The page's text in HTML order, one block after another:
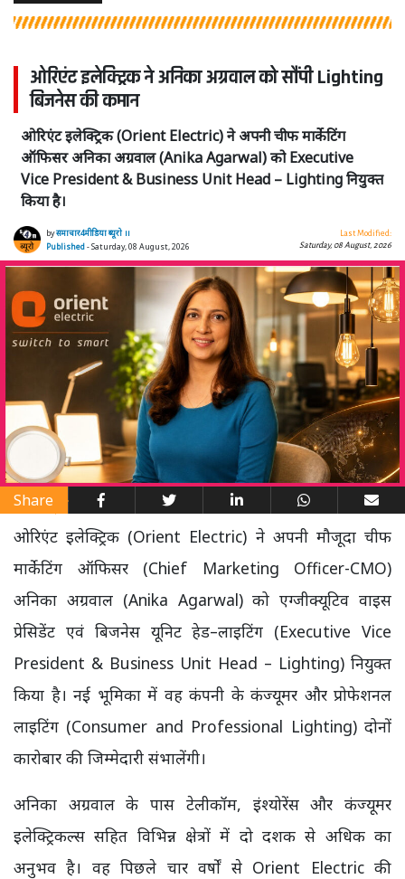
ओरिएंट इलेक्ट्रिक ने अनिका अग्रवाल को सौंपी Lighting
बिजनेस की कमान
ओरिएंट इलेक्ट्रिक (Orient Electric) ने अपनी चीफ मार्केटिंग
ऑफिसर अनिका अग्रवाल (Anika Agarwal) को Executive
Vice President & Business Unit Head – Lighting नियुक्त
किया है।
byसमाचार4मीडिया ब्यूरो ।।
Published- Saturday, 08 August, 2026
Last Modified:
Saturday, 08 August, 2026
Share
ओरिएंट इलेक्ट्रिक (Orient Electric) ने अपनी मौजूदा चीफ
मार्केटिंग ऑफिसर (Chief Marketing Officer-CMO)
अनिका अग्रवाल (Anika Agarwal) को एग्जीक्यूटिव वाइस
प्रेसिडेंट एवं बिजनेस यूनिट हेड–लाइटिंग (Executive Vice
President & Business Unit Head – Lighting) नियुक्त
किया है। नई भूमिका में वह कंपनी के कंज्यूमर और प्रोफेशनल
लाइटिंग (Consumer and Professional Lighting) दोनों
कारोबार की जिम्मेदारी संभालेंगी।
अनिका अग्रवाल के पास टेलीकॉम, इंश्योरेंस और कंज्यूमर
इलेक्ट्रिकल्स सहित विभिन्न क्षेत्रों में दो दशक से अधिक का
अनुभव है। वह पिछले चार वर्षों से Orient Electric की